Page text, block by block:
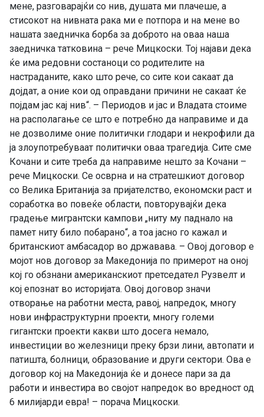
мене, разговарајќи со нив, душата ми плачеше, а
стисокот на нивната рака ми е потпора и на мене во
нашата заедничка борба за доброто на оваа наша
заедничка татковина – рече Мицкоски. Тој најави дека
ќе има редовни состаноци со родителите на
настраданите, како што рече, со сите кои сакаат да
дојдат, а оние кои од оправдани причини не сакаат ќе
појдам јас кај нив“. – Периодов и јас и Владата стоиме
на располагање се што е потребно да направиме и да
не дозволиме оние политички глодари и некрофили да
ја злоупотребуваат политички оваа трагедија. Сите сме
Кочани и сите треба да направиме нешто за Кочани –
рече Мицкоски. Се осврна и на стратешкиот договор
со Велика Британија за пријателство, економски раст и
соработка во повеќе области, повторувајќи дека
градење мигрантски кампови „ниту му паднало на
памет ниту било побарано“, а тоа јасно го кажал и
британскиот амбасадор во државава. – Овој договор е
мојот нов договор за Македонија по примерот на оној
кој го обзнани американскиот претседател Рузвелт и
кој епознат во историјата. Овој договор значи
отворање на работни места, равој, напредок, многу
нови инфраструктурни проекти, многу големи
гигантски проекти какви што досега немало,
инвестиции во железници преку брзи лини, автопати и
патишта, болници, образование и други сектори. Ова е
договор кој на Македонија ќе и донесе пари за да
работи и инвестира во својот напредок во вредност од
6 милијарди евра! – порача Мицкоски.